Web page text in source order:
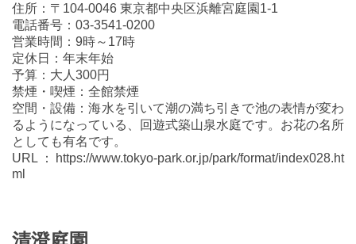
住所：〒104-0046 東京都中央区浜離宮庭園1-1
電話番号：03-3541-0200
営業時間：9時～17時
定休日：年末年始
予算：大人300円
禁煙・喫煙：全館禁煙
空間・設備：海水を引いて潮の満ち引きで池の表情が変わ
るようになっている、回遊式築山泉水庭です。お花の名所
としても有名です。
URL：https://www.tokyo-park.or.jp/park/format/index028.ht
ml